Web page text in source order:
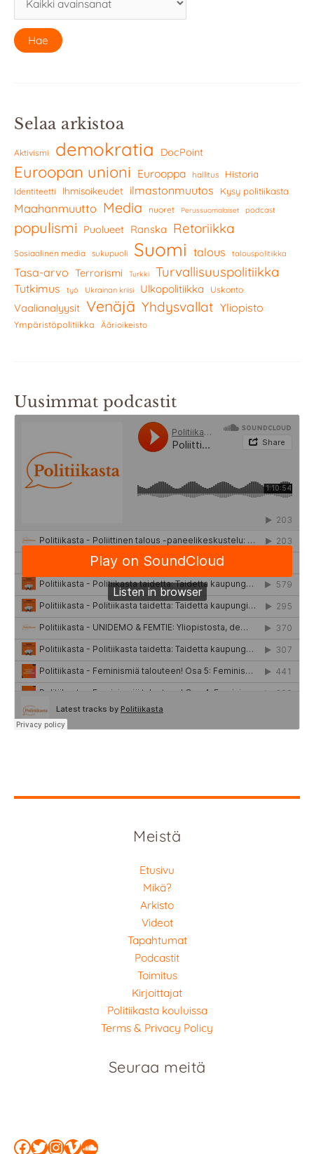
Selaa arkistoa
Aktivismi demokratia DocPoint
Euroopan unioni Eurooppa hallitus Historia
Identiteetti Ihmisoikeudet ilmastonmuutos Kysy politiikasta
Maahanmuutto Media nuoret Perussuomalaiset podcast
populismi Puolueet Ranska Retoriikka
Sosiaalinen media sukupuoli Suomi talous talouspolitiikka
Tasa-arvo Terrorismi Turkki Turvallisuuspolitiikka
Tutkimus työ Ukrainan kriisi Ulkopolitiikka Uskonto
Vaalianalyysit Venäjä Yhdysvallat Yliopisto
Ympäristöpolitiikka Äärioikeisto
Uusimmat podcastit
Meistä
Etusivu
Mikä?
Arkisto
Videot
Tapahtumat
Podcastit
Toimitus
Kirjoittajat
Politiikasta kouluissa
Terms & Privacy Policy
Seuraa meitä
Facebook
Twitter
Instagram
Vimeo
SoundCloud